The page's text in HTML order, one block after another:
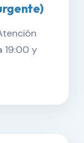
19:00 y